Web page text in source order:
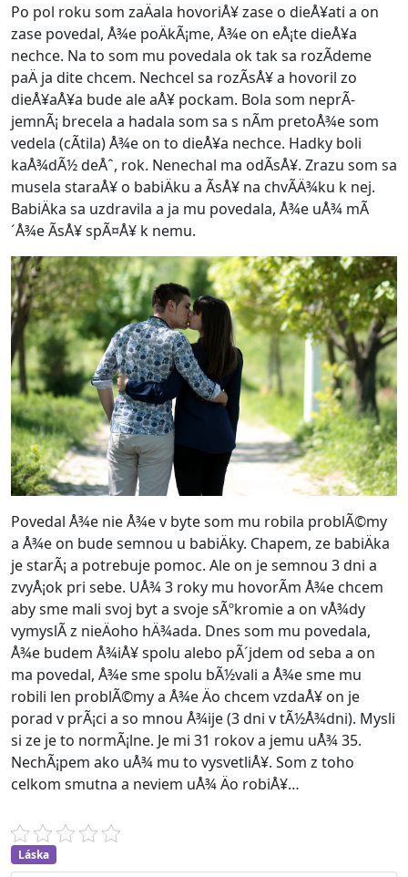
Po pol roku som zaÄala hovoriÅ¥ zase o dieÅ¥ati a on
zase povedal, Å¾e poÄkÃ¡me, Å¾e on eÅ¡te dieÅ¥a
nechce. Na to som mu povedala ok tak sa rozÃ­deme
paÄ ja dite chcem. Nechcel sa rozÃ­sÅ¥ a hovoril zo
dieÅ¥aÅ¥a bude ale aÅ¥ pockam. Bola som neprÃ­
jemnÃ¡ brecela a hadala som sa s nÃ­m pretoÅ¾e som
vedela (cÃ­tila) Å¾e on to dieÅ¥a nechce. Hadky boli
kaÅ¾dÃ½ deÅˆ, rok. Nenechal ma odÃ­sÅ¥. Zrazu som sa
musela staraÅ¥ o babiÄku a Ã­sÅ¥ na chvÃ­Ä¾ku k nej.
BabiÄka sa uzdravila a ja mu povedala, Å¾e uÅ¾ mÃ
´Å¾e Ã­sÅ¥ spÃ¤Å¥ k nemu.
Povedal Å¾e nie Å¾e v byte som mu robila problÃ©my
a Å¾e on bude semnou u babiÄky. Chapem, ze babiÄka
je starÃ¡ a potrebuje pomoc. Ale on je semnou 3 dni a
zvyÅ¡ok pri sebe. UÅ¾ 3 roky mu hovorÃ­m Å¾e chcem
aby sme mali svoj byt a svoje sÃºkromie a on vÅ¾dy
vymyslÃ­ z nieÄoho hÄ¾ada. Dnes som mu povedala,
Å¾e budem Å¾iÅ¥ spolu alebo pÃ´jdem od seba a on
ma povedal, Å¾e sme spolu bÃ½vali a Å¾e sme mu
robili len problÃ©my a Å¾e Äo chcem vzdaÅ¥ on je
porad v prÃ¡ci a so mnou Å¾ije (3 dni v tÃ½Å¾dni). Mysli
si ze je to normÃ¡lne. Je mi 31 rokov a jemu uÅ¾ 35.
NechÃ¡pem ako uÅ¾ mu to vysvetliÅ¥. Som z toho
celkom smutna a neviem uÅ¾ Äo robiÅ¥…
Láska